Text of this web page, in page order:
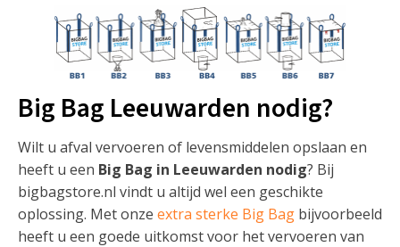
Big Bag Leeuwarden nodig?
Wilt u afval vervoeren of levensmiddelen opslaan en
heeft u een Big Bag in Leeuwarden nodig? Bij
bigbagstore.nl vindt u altijd wel een geschikte
oplossing. Met onze extra sterke Big Bag bijvoorbeeld
heeft u een goede uitkomst voor het vervoeren van